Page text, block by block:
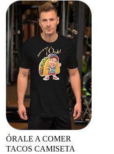
ÓRALE A COMER
TACOS CAMISETA